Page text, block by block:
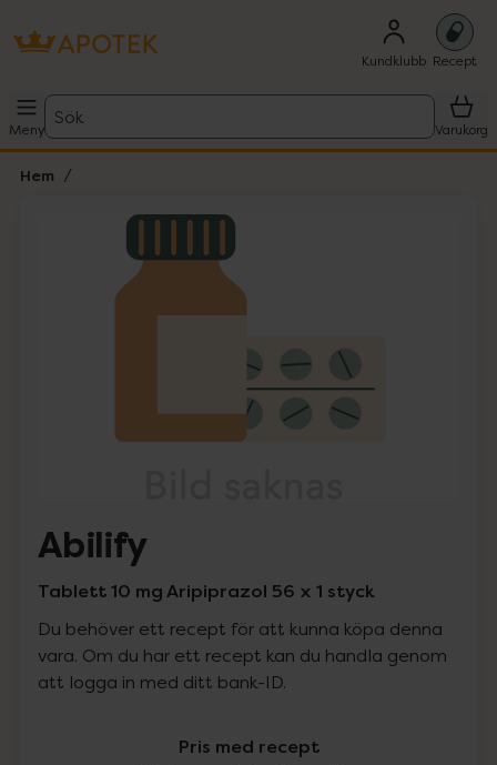
Kundklubb Recept
Meny
Sök
Varukorg
Hem
Lista: . Innehåller 1 objekt.
Abilify
Tablett 10 mg Aripiprazol 56 x 1 styck
Du behöver ett recept för att kunna köpa denna
vara. Om du har ett recept kan du handla genom
att logga in med ditt bank-ID.
Pris med recept